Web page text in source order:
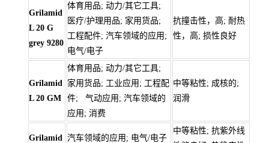
Grilamid
L 20 G
grey 9280
体育用品; 动力/其它工具;
医疗/护理用品; 家用货品;
工程配件; 汽车领域的应用;
电气/电子
抗撞击性，高; 耐热
性，高; 损性良好
Grilamid
L 20 GM
体育用品; 动力/其它工具;
家用货品; 工业应用; 工程配
件; 气动应用; 汽车领域的
应用; 消费
中等粘性; 成核的;
润滑
Grilamid 汽车领域的应用; 电气/电子
中等粘性; 抗紫外线